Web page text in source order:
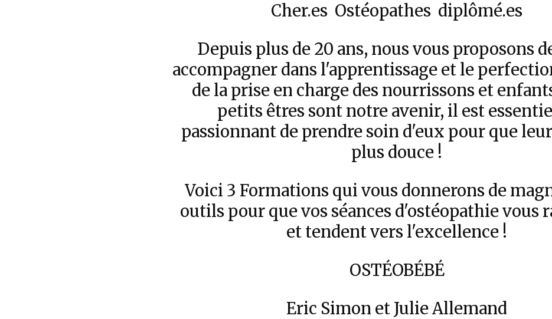
Cher.es Ostéopathes diplômé.es
Depuis plus de 20 ans, nous vous proposons
accompagner dans l'apprentissage et le
de la prise en charge des nourrissons et
petits êtres sont notre avenir, il est
passionnant de prendre soin d'eux pour que
plus douce !
Voici 3 Formations qui vous donnerons de
outils pour que vos séances d'ostéopathie vous
et tendent vers l'excellence !
OSTÉOBÉBÉ
Eric Simon et Julie Allemand